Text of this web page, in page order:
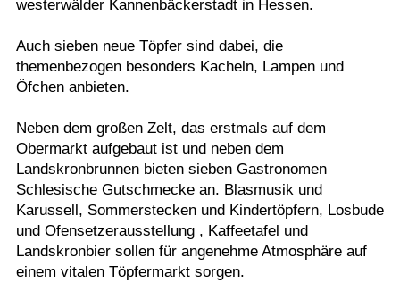
westerwälder Kannenbäckerstadt in Hessen.
Auch sieben neue Töpfer sind dabei, die
themenbezogen besonders Kacheln, Lampen und
Öfchen anbieten.
Neben dem großen Zelt, das erstmals auf dem
Obermarkt aufgebaut ist und neben dem
Landskronbrunnen bieten sieben Gastronomen
Schlesische Gutschmecke an. Blasmusik und
Karussell, Sommerstecken und Kindertöpfern, Losbude
und Ofensetzerausstellung , Kaffeetafel und
Landskronbier sollen für angenehme Atmosphäre auf
einem vitalen Töpfermarkt sorgen.